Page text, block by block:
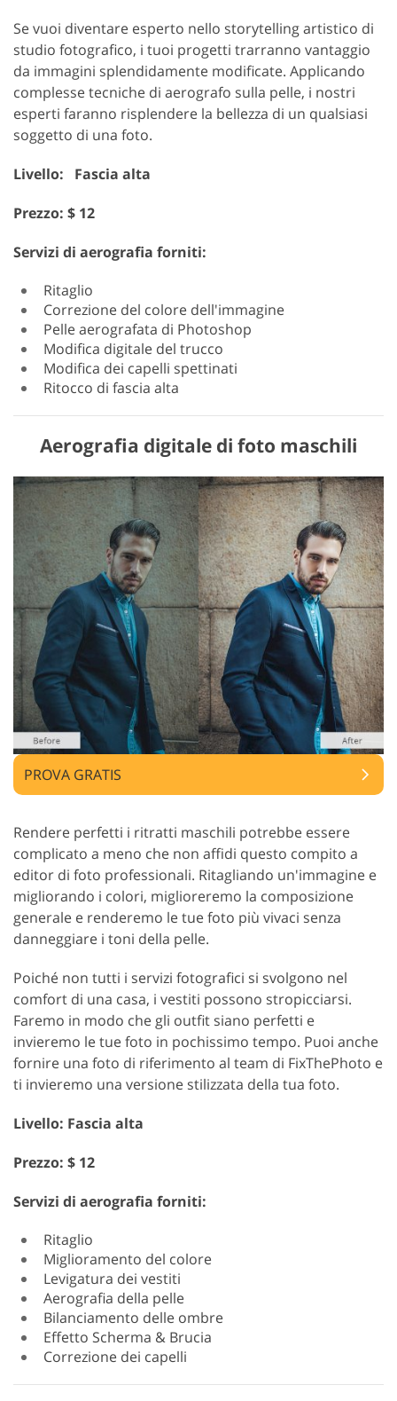
Se vuoi diventare esperto nello storytelling artistico di
studio fotografico, i tuoi progetti trarranno vantaggio
da immagini splendidamente modificate. Applicando
complesse tecniche di aerografo sulla pelle, i nostri
esperti faranno risplendere la bellezza di un qualsiasi
soggetto di una foto.
Livello: Fascia alta
Prezzo: $ 12
Servizi di aerografia forniti:
Ritaglio
Correzione del colore dell'immagine
Pelle aerografata di Photoshop
Modifica digitale del trucco
Modifica dei capelli spettinati
Ritocco di fascia alta
Aerografia digitale di foto maschili
PROVA GRATIS
Rendere perfetti i ritratti maschili potrebbe essere
complicato a meno che non affidi questo compito a
editor di foto professionali. Ritagliando un'immagine e
migliorando i colori, miglioreremo la composizione
generale e renderemo le tue foto più vivaci senza
danneggiare i toni della pelle.
Poiché non tutti i servizi fotografici si svolgono nel
comfort di una casa, i vestiti possono stropicciarsi.
Faremo in modo che gli outfit siano perfetti e
invieremo le tue foto in pochissimo tempo. Puoi anche
fornire una foto di riferimento al team di FixThePhoto e
ti invieremo una versione stilizzata della tua foto.
Livello: Fascia alta
Prezzo: $ 12
Servizi di aerografia forniti:
Ritaglio
Miglioramento del colore
Levigatura dei vestiti
Aerografia della pelle
Bilanciamento delle ombre
Effetto Scherma & Brucia
Correzione dei capelli